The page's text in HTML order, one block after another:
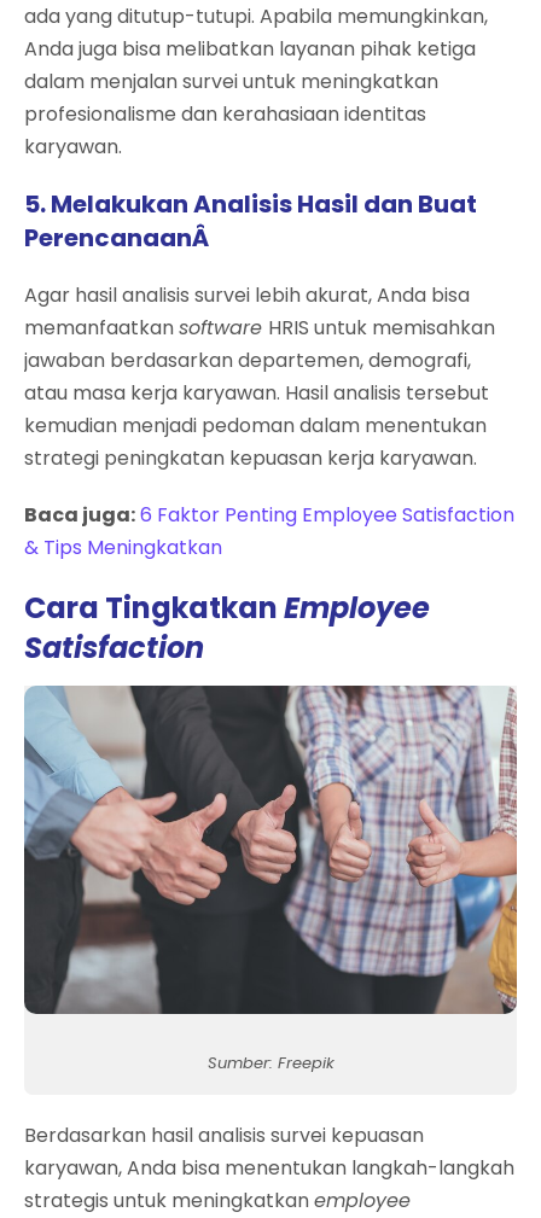
ada yang ditutup-tutupi. Apabila memungkinkan,
Anda juga bisa melibatkan layanan pihak ketiga
dalam menjalan survei untuk meningkatkan
profesionalisme dan kerahasiaan identitas
karyawan.
5. Melakukan Analisis Hasil dan Buat
PerencanaanÂ
Agar hasil analisis survei lebih akurat, Anda bisa
memanfaatkansoftware HRIS untuk memisahkan
jawaban berdasarkan departemen, demografi,
atau masa kerja karyawan. Hasil analisis tersebut
kemudian menjadi pedoman dalam menentukan
strategi peningkatan kepuasan kerja karyawan.
Baca juga:6 Faktor Penting Employee Satisfaction
& Tips Meningkatkan
Cara TingkatkanEmployee
Satisfaction
Sumber: Freepik
Berdasarkan hasil analisis survei kepuasan
karyawan, Anda bisa menentukan langkah-langkah
strategis untuk meningkatkanemployee